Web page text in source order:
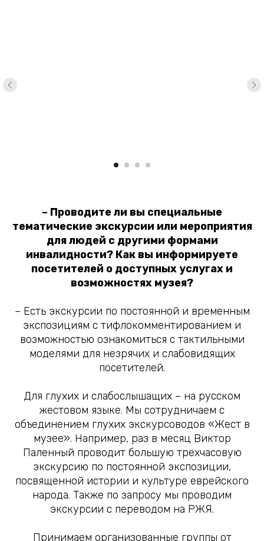
– Проводите ли вы специальные
тематические экскурсии или мероприятия
для людей с другими формами
инвалидности? Как вы информируете
посетителей о доступных услугах и
возможностях музея?
– Есть экскурсии по постоянной и временным
экспозициям с тифлокомментированием и
возможностью ознакомиться с тактильными
моделями для незрячих и слабовидящих
посетителей.
Для глухих и слабослышащих – на русском
жестовом языке. Мы сотрудничаем с
объединением глухих экскурсоводов «Жест в
музее». Например, раз в месяц Виктор
Паленный проводит большую трехчасовую
экскурсию по постоянной экспозиции,
посвященной истории и культуре еврейского
народа. Также по запросу мы проводим
экскурсии с переводом на РЖЯ.
Принимаем организованные группы от